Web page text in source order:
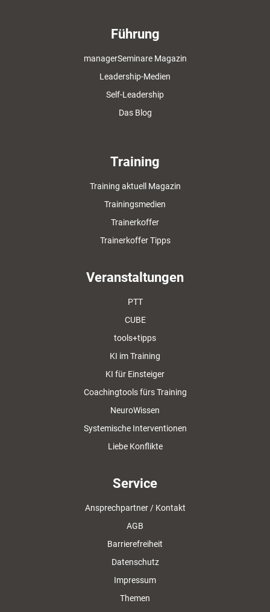
Führung
managerSeminare Magazin
Leadership-Medien
Self-Leadership
Das Blog
Training
Training aktuell Magazin
Trainingsmedien
Trainerkoffer
Trainerkoffer Tipps
Veranstaltungen
PTT
CUBE
tools+tipps
KI im Training
KI für Einsteiger
Coachingtools fürs Training
NeuroWissen
Systemische Interventionen
Liebe Konflikte
Service
Ansprechpartner / Kontakt
AGB
Barrierefreiheit
Datenschutz
Impressum
Themen